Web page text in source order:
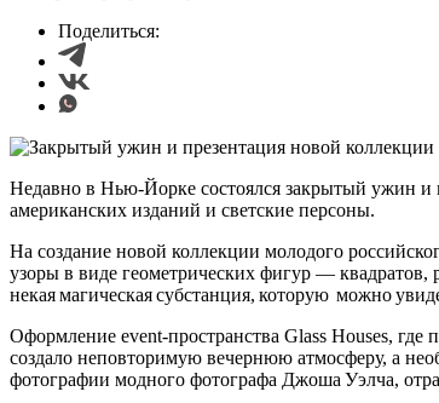
Поделиться:
Недавно в Нью-Йорке состоялся закрытый ужин и
американских изданий и светские персоны.
На создание новой коллекции молодого
узоры в виде геометрических фигур — квадратов,
некая магическая субстанция, которую можно
Оформление event-пространства Glass Houses,
создало неповторимую вечернюю атмосферу, а
фотографии модного фотографа Джоша Уэлча,